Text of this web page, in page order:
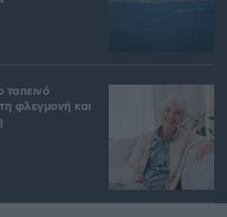
ταπεινό
φλεγμονή και